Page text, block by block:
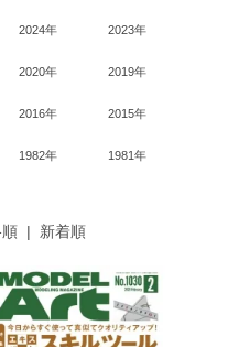
2024年 2023年
2020年 2019年
2016年 2015年
1982年 1981年
| 新着順